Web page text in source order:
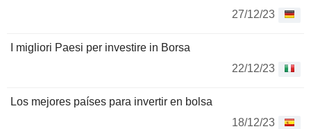
27/12/23
I migliori Paesi per investire in Borsa
22/12/23
Los mejores países para invertir en bolsa
18/12/23